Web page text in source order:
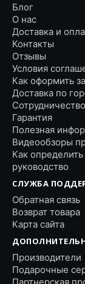
Блог
О нас
Доставка и
Контакты
Отзывы
Условия
Как оформить
Доставка по
Сотрудничество
Гарантия
Полезная
Видеообзоры
Как
руководство
СЛУЖБА
Обратная связь
Возврат товара
Карта сайта
Производители
Подарочные